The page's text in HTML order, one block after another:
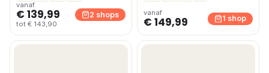
vanaf
€ 139,99
tot € 143,90
2 shops vanaf
€ 149,99 1 shop